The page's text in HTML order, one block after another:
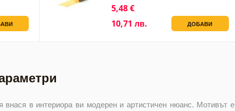
5,48 €
10,71 лв.
ДОБАВИ
в интериора ви модерен и артистичен нюанс. Мотивът е